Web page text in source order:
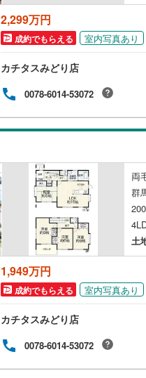
2,299万円
成約でもらえる 室内写真あり
カチタスみどり店
0078-6014-53072
両
群
土
1,949万円
成約でもらえる 室内写真あり
カチタスみどり店
0078-6014-53072
長崎本線( 0)
佐世保線(0 )
豊肥本線(0)
日南線(0)
東北新幹線(0)
秋田新幹線
(0)
山陽新幹線(0)
西九州新幹線(0)
札幌市営地下鉄南北線(0)